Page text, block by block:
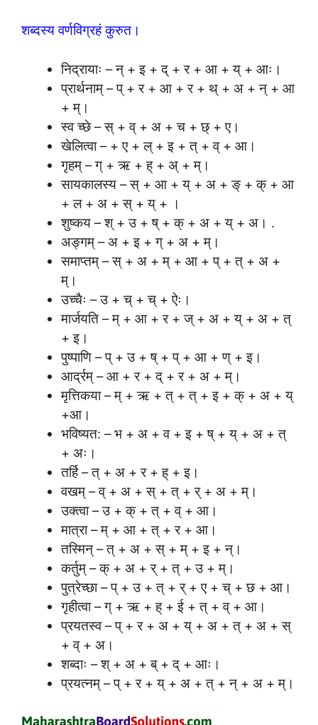
शब्दस्य वर्णविग्रहं कुरुत।
निद्रायाः – न् + इ + द् + र + आ + य् + आः।
प्रार्थनाम् – प् + र + आ + र + थ् + अ + न् + आ
+ म्।
स्व च्छे – स् + व् + अ + च + छ् + ए।
खेलित्वा – + ए + ल् + इ + त् + व् + आ।
गृहम् – ग् + ऋ + ह् + अ् + म्।
सायकालस्य – स् + आ + य् + अ + ङ् + क् + आ
+ ल + अ + स् + य् + ।
शुष्कय – श् + उ + ष् + क् + अ + य् + अ। .
अङ्गम् – अ + इ + ग् + अ + म्।
समाप्तम् – स् + अ + म् + आ + प् + त् + अ +
म्।
उच्चैः – उ + च् + च् + ऐः।
मार्जयति – म् + आ + र + ज् + अ + य् + अ + त्
+ इ।
पुष्पाणि – प् + उ + ष् + प् + आ + ण् + इ।
आर्द्रम् – आ + र + द् + र + अ + म्।
मृत्तिकया – म् + ऋ + त् + त् + इ + क् + अ + य्
+आ।
भविष्यत: – भ + अ + व + इ + ष् + य् + अ + त्
+ अः।
तर्हि – त् + अ + र + ह् + इ।
वखम् – व् + अ + स् + त् + र् + अ + म्।
उक्त्वा – उ + क् + त् + व् + आ।
मात्रा – म् + आ + त् + र + आ।
तस्मिन् – त् + अ + स् + म् + इ + न्।
कर्तुम् – क् + अ + र् + त् + उ + म्।
पुत्रेच्छा – प् + उ + त् + र् + ए + च् + छ + आ।
गृहीत्वा – ग् + ऋ + ह् + ई + त् + व् + आ।
प्रयतस्व – प् + र + अ + य् + अ + त् + अ + स्
+ व् + अ।
शब्दाः – श् + अ + ब् + द् + आः।
प्रयत्नम् – प् + र + य् + अ + त् + न् + अ + म्।